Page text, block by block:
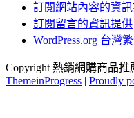
訂閱網站內容的資
訂閱留言的資訊提供
WordPress.org 台灣
Copyright 熱銷網購商品推
ThemeinProgress | Proudly